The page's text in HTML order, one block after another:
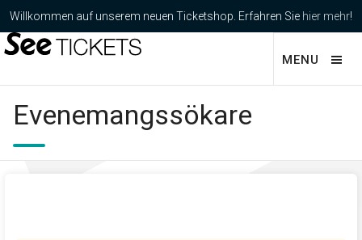
Willkommen auf unserem neuen Ticketshop. Erfahren Sie hier mehr!
MENU
Evenemangssökare